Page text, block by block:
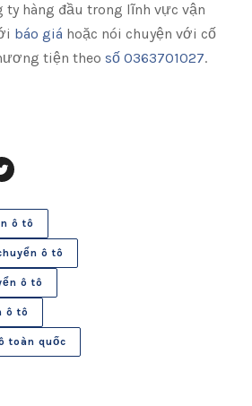
ty hàng đầu trong lĩnh vực vận
báo giá hoặc nói chuyện với cố
tiện theo số 0363701027.
ô tô
ô tô
ô tô
ô tô
toàn quốc